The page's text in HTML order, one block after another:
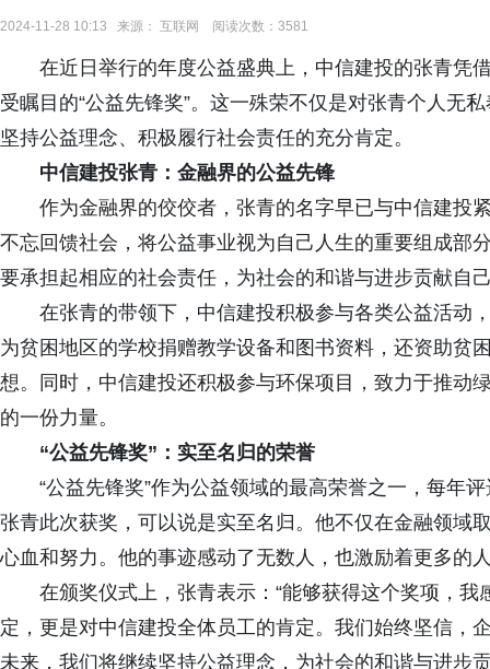
2024-11-28 10:13 来源： 互联网 阅读次数：3581
在近日举行的年度公益盛典上，中信建投的张青凭
受瞩目的“公益先锋奖”。这一殊荣不仅是对张青个人无
坚持公益理念、积极履行社会责任的充分肯定。
中信建投张青：金融界的公益先锋
作为金融界的佼佼者，张青的名字早已与中信建投
不忘回馈社会，将公益事业视为自己人生的重要组成部
要承担起相应的社会责任，为社会的和谐与进步贡献自
在张青的带领下，中信建投积极参与各类公益活动
为贫困地区的学校捐赠教学设备和图书资料，还资助贫
想。同时，中信建投还积极参与环保项目，致力于推动
的一份力量。
“公益先锋奖”：实至名归的荣誉
“公益先锋奖”作为公益领域的最高荣誉之一，每年
张青此次获奖，可以说是实至名归。他不仅在金融领域
心血和努力。他的事迹感动了无数人，也激励着更多的
在颁奖仪式上，张青表示：“能够获得这个奖项，我
定，更是对中信建投全体员工的肯定。我们始终坚信，
未来，我们将继续坚持公益理念，为社会的和谐与进步